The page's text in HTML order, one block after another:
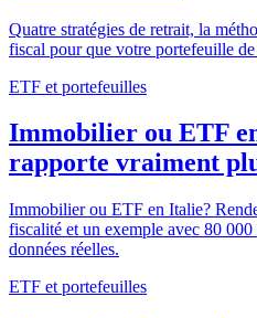
Quatre stratégies de retrait, la
fiscal pour que votre portefeuille
ETF et portefeuilles
Immobilier ou ETF
rapporte vraiment
Immobilier ou ETF en Italie?
fiscalité et un exemple avec 80
données réelles.
ETF et portefeuilles